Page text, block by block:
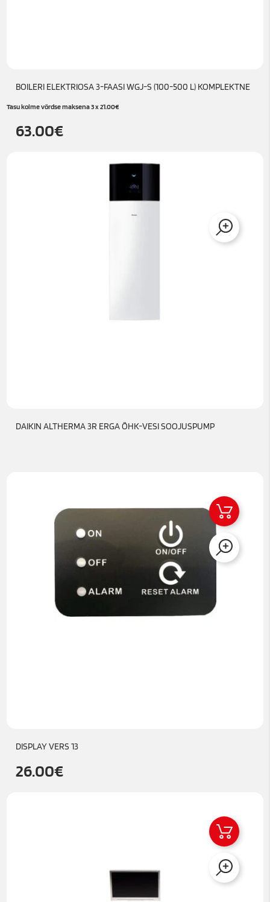
BOILERI ELEKTRIOSA 3-FAASI WGJ-S (100-500 L) KOMPLEKTNE
63.00€
Tasu kolme võrdse maksena 3 x21.00€
DAIKIN ALTHERMA 3R ERGA ÕHK-VESI SOOJUSPUMP
DISPLAY VERS 13
26.00€